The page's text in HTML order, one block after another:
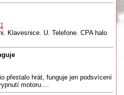
Klavesnice. U. Telefone. CPA halo
přestalo hrát, funguje jen podsvícení
motoru....